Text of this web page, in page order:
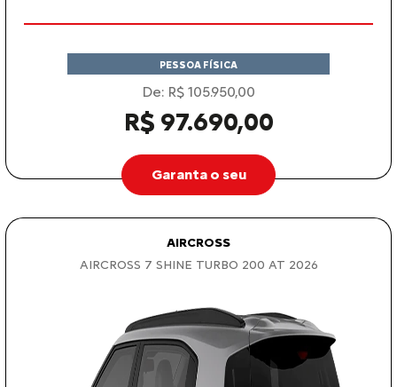
PESSOA FÍSICA
De: R$ 105.950,00
R$ 97.690,00
Garanta o seu
AIRCROSS
AIRCROSS 7 SHINE TURBO 200 AT 2026